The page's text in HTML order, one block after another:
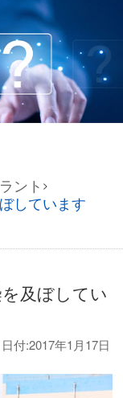
ント >
しています
及ぼしてい
日付:2017年1月17日